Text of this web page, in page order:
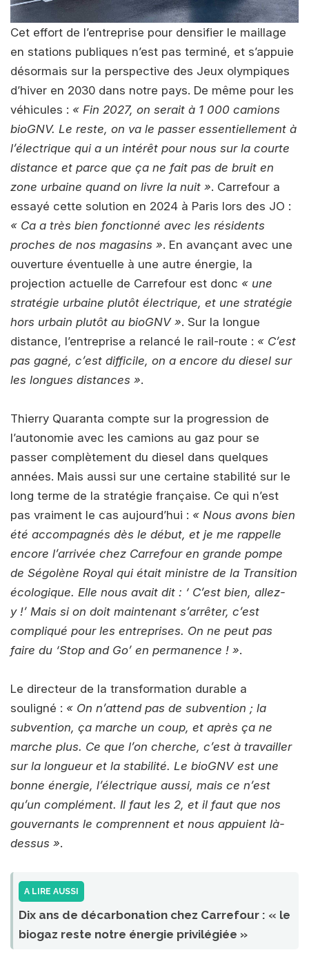
Cet effort de l’entreprise pour densifier le maillage
en stations publiques n’est pas terminé, et s’appuie
désormais sur la perspective des Jeux olympiques
d’hiver en 2030 dans notre pays. De même pour les
véhicules : « Fin 2027, on serait à 1 000 camions
bioGNV. Le reste, on va le passer essentiellement à
l’électrique qui a un intérêt pour nous sur la courte
distance et parce que ça ne fait pas de bruit en
zone urbaine quand on livre la nuit ». Carrefour a
essayé cette solution en 2024 à Paris lors des JO :
« Ca a très bien fonctionné avec les résidents
proches de nos magasins ». En avançant avec une
ouverture éventuelle à une autre énergie, la
projection actuelle de Carrefour est donc « une
stratégie urbaine plutôt électrique, et une stratégie
hors urbain plutôt au bioGNV ». Sur la longue
distance, l’entreprise a relancé le rail-route : « C’est
pas gagné, c’est difficile, on a encore du diesel sur
les longues distances ».
Thierry Quaranta compte sur la progression de
l’autonomie avec les camions au gaz pour se
passer complètement du diesel dans quelques
années. Mais aussi sur une certaine stabilité sur le
long terme de la stratégie française. Ce qui n’est
pas vraiment le cas aujourd’hui : « Nous avons bien
été accompagnés dès le début, et je me rappelle
encore l’arrivée chez Carrefour en grande pompe
de Ségolène Royal qui était ministre de la Transition
écologique. Elle nous avait dit : ‘ C’est bien, allez-
y !’ Mais si on doit maintenant s’arrêter, c’est
compliqué pour les entreprises. On ne peut pas
faire du ‘Stop and Go’ en permanence ! ».
Le directeur de la transformation durable a
souligné : « On n’attend pas de subvention ; la
subvention, ça marche un coup, et après ça ne
marche plus. Ce que l’on cherche, c’est à travailler
sur la longueur et la stabilité. Le bioGNV est une
bonne énergie, l’électrique aussi, mais ce n’est
qu’un complément. Il faut les 2, et il faut que nos
gouvernants le comprennent et nous appuient là-
dessus ».
A LIRE AUSSI
Dix ans de décarbonation chez Carrefour : « le
biogaz reste notre énergie privilégiée »